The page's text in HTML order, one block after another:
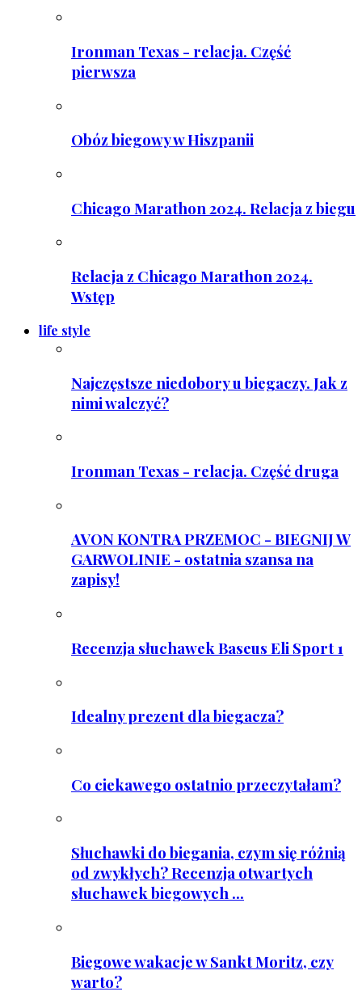
Ironman Texas - relacja. Część
pierwsza
Obóz biegowy w Hiszpanii
Chicago Marathon 2024. Relacja z biegu
Relacja z Chicago Marathon 2024.
Wstęp
life style
Najczęstsze niedobory u biegaczy. Jak z
nimi walczyć?
Ironman Texas - relacja. Część druga
AVON KONTRA PRZEMOC - BIEGNIJ W
GARWOLINIE - ostatnia szansa na
zapisy!
Recenzja słuchawek Baseus Eli Sport 1
Idealny prezent dla biegacza?
Co ciekawego ostatnio przeczytałam?
Słuchawki do biegania, czym się różnią
od zwykłych? Recenzja otwartych
słuchawek biegowych ...
Biegowe wakacje w Sankt Moritz, czy
warto?